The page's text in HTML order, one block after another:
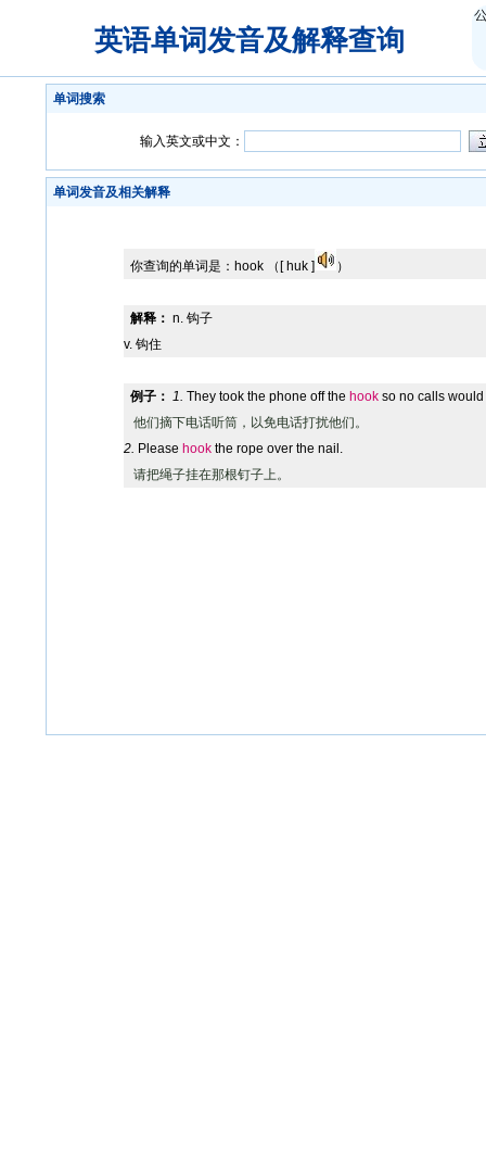
英语单词发音及解释查询
单词搜索
输入英文或中文：
单词发音及相关解释
你查询的单词是： hook （[ huk ] ）
解释： n. 钩子
v. 钩住
例子： 1. They took the phone off the hook so no calls
他们摘下电话听筒，以免电话打扰他们。
2. Please hook the rope over the nail.
请把绳子挂在那根钉子上。